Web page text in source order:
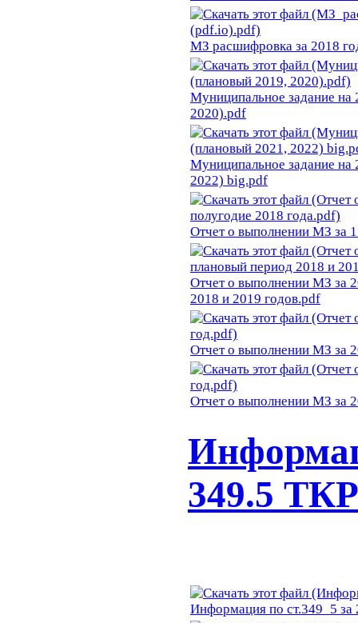
МЗ расшифровка за 2018
Муниципальное задание на
2020).pdf
Муниципальное задание на
2022) big.pdf
Отчет о выполнении МЗ за
Отчет о выполнении МЗ за
2018 и 2019 годов.pdf
Отчет о выполнении МЗ за
Отчет о выполнении МЗ за
349.5
Информация по ст.349_5 за